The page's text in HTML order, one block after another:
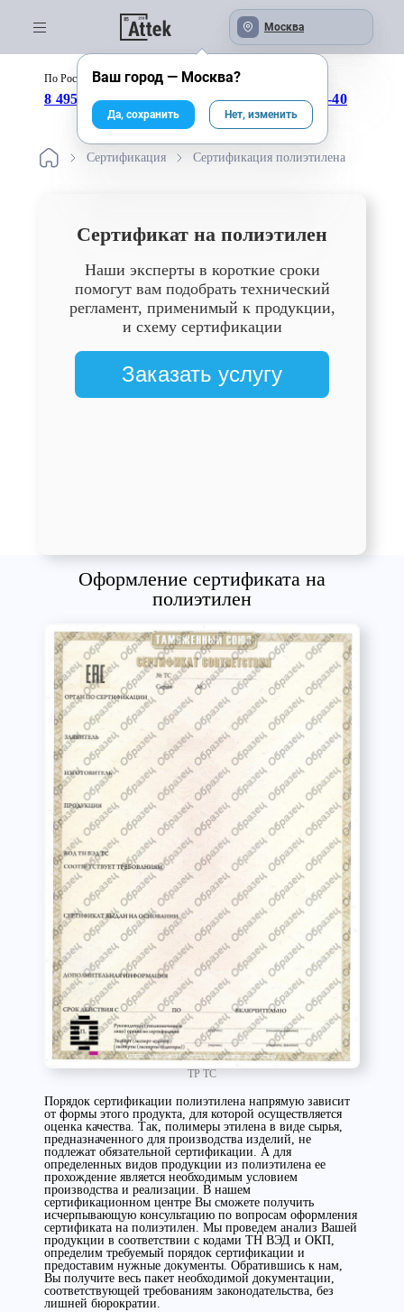
Москва
По России бесплатно:
8 495 246-04-43 8 800 333-25-40
Сертификация Сертификация полиэтилена
Сертификат на полиэтилен
Наши эксперты в короткие сроки
помогут вам подобрать технический
регламент, применимый к продукции,
и схему сертификации
Заказать услугу
Оформление сертификата на
полиэтилен
ТР ТС
Порядок сертификации полиэтилена напрямую зависит
от формы этого продукта, для которой осуществляется
оценка качества. Так, полимеры этилена в виде сырья,
предназначенного для производства изделий, не
подлежат обязательной сертификации. А для
определенных видов продукции из полиэтилена ее
прохождение является необходимым условием
производства и реализации. В нашем
сертификационном центре Вы сможете получить
исчерпывающую консультацию по вопросам оформления
сертификата на полиэтилен. Мы проведем анализ Вашей
продукции в соответствии с кодами ТН ВЭД и ОКП,
определим требуемый порядок сертификации и
предоставим нужные документы. Обратившись к нам,
Вы получите весь пакет необходимой документации,
соответствующей требованиям законодательства, без
лишней бюрократии.
Ваш город — Москва?
Да, сохранить Нет, изменить